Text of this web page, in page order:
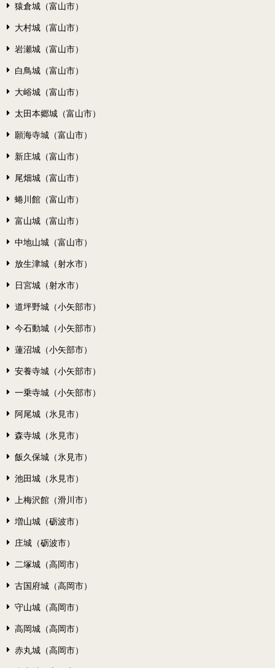
猿倉城（富山市）
大村城（富山市）
岩瀬城（富山市）
白鳥城（富山市）
大峪城（富山市）
太田本郷城（富山市）
願海寺城（富山市）
新庄城（富山市）
尾畑城（富山市）
蜷川館（富山市）
富山城（富山市）
中地山城（富山市）
放生津城（射水市）
日宮城（射水市）
道坪野城（小矢部市）
今石動城（小矢部市）
蓮沼城（小矢部市）
安養寺城（小矢部市）
一乗寺城（小矢部市）
阿尾城（氷見市）
森寺城（氷見市）
飯久保城（氷見市）
池田城（氷見市）
上梅沢館（滑川市）
増山城（砺波市）
庄城（砺波市）
二塚城（高岡市）
古国府城（高岡市）
守山城（高岡市）
高岡城（高岡市）
赤丸城（高岡市）